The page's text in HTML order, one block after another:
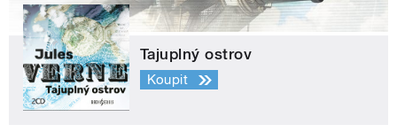
Tajuplný ostrov
Koupit